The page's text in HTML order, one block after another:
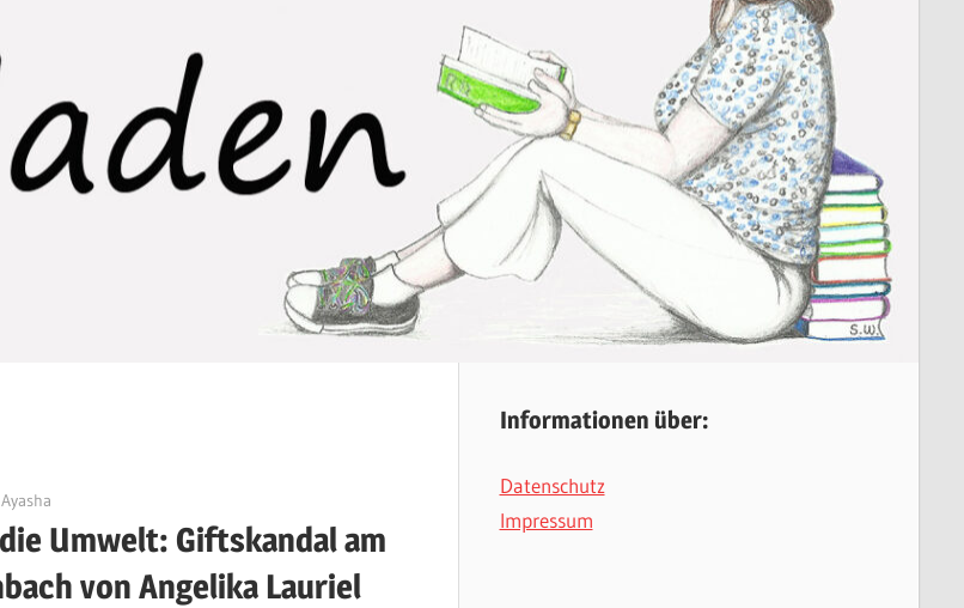
Ayasha
Umwelt: Giftskandal am
von Angelika Lauriel
Informationen über:
Datenschutz
Impressum